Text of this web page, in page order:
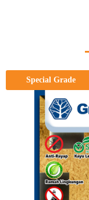
Special Grade